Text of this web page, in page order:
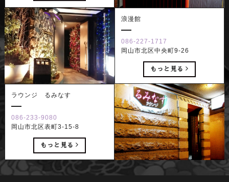
浪漫館
086-227-1717
岡山市北区中央町9-26
もっと見る
ラウンジ るみなす
086-233-9080
岡山市北区表町3-15-8
もっと見る